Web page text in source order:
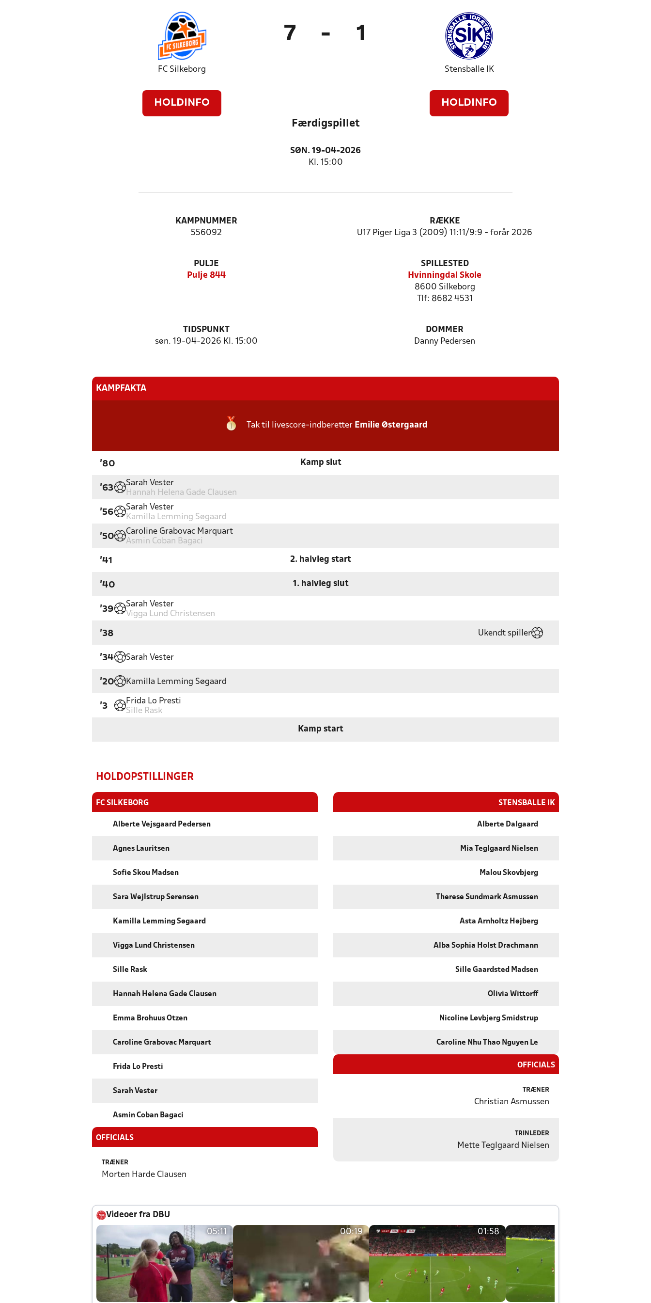
FC Silkeborg
HOLDINFO
7 - 1
Stensballe IK
HOLDINFO
Færdigspillet
SØN. 19-04-2026
Kl. 15:00
KAMPNUMMER
556092
RÆKKE
U17 Piger Liga 3 (2009) 11:11/9:9 - forår 2026
PULJE
Pulje 844
SPILLESTED
Hvinningdal Skole
8600 Silkeborg
Tlf: 8682 4531
TIDSPUNKT
søn. 19-04-2026 Kl. 15:00
DOMMER
Danny Pedersen
KAMPFAKTA
Tak til livescore-indberetter Emilie Østergaard
'80 Kamp slut
'63
Sarah Vester
Hannah Helena Gade Clausen
'56
Sarah Vester
Kamilla Lemming Søgaard
'50
Caroline Grabovac Marquart
Asmin Coban Bagaci
'41 2. halvleg start
'40 1. halvleg slut
'39
Sarah Vester
Vigga Lund Christensen
'38 Ukendt spiller
'34 Sarah Vester
'20 Kamilla Lemming Søgaard
'3
Frida Lo Presti
Sille Rask
Kamp start
HOLDOPSTILLINGER
FC SILKEBORG
Alberte Vejsgaard Pedersen
Agnes Lauritsen
Sofie Skou Madsen
Sara Wejlstrup Sørensen
Kamilla Lemming Søgaard
Vigga Lund Christensen
Sille Rask
Hannah Helena Gade Clausen
Emma Brohuus Otzen
Caroline Grabovac Marquart
Frida Lo Presti
Sarah Vester
Asmin Coban Bagaci
OFFICIALS
TRÆNER
Morten Harde Clausen
STENSBALLE IK
Alberte Dalgaard
Mia Teglgaard Nielsen
Malou Skovbjerg
Therese Sundmark Asmussen
Asta Arnholtz Højberg
Alba Sophia Holst Drachmann
Sille Gaardsted Madsen
Olivia Wittorff
Nicoline Løvbjerg Smidstrup
Caroline Nhu Thao Nguyen Le
OFFICIALS
TRÆNER
Christian Asmussen
TRINLEDER
Mette Teglgaard Nielsen
Videoer fra DBU
05:11 00:19 01:58